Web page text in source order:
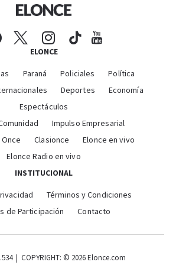
ELONCE
Paraná Policiales
Política
Deportes
Economía
Espectáculos
Impulso Empresarial
Clasionce
Elonce en vivo
Elonce Radio en vivo
INSTITUCIONAL
Términos y Condiciones
de Participación
Contacto
| COPYRIGHT: © 2026 Elonce.com